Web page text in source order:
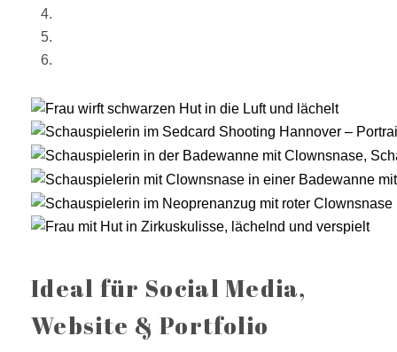
Ideal für Social Media,
Website & Portfolio